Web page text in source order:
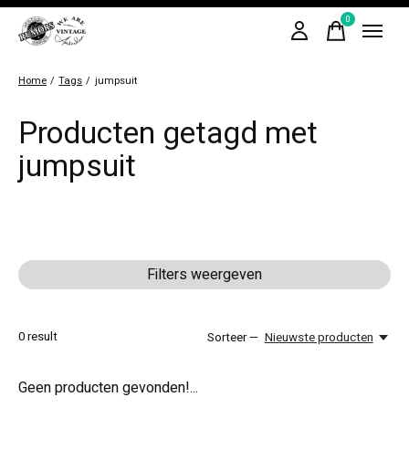
0items
Home / Tags / jumpsuit
Producten getagd met
jumpsuit
Filters weergeven
0result Sorteer — Nieuwste producten
Geen producten gevonden!...